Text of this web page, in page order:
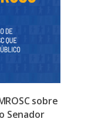
sobre
Senador